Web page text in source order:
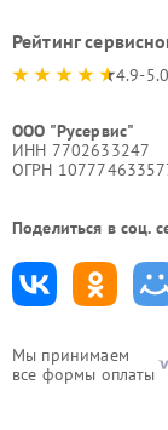
Мы принимаем
все формы оплаты
Рейтинг
4.9-5.0
ООО "Русервис"
ИНН 7702633247
ОГРН
Поделиться в соц.